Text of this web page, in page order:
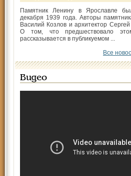
Памятник Ленину в Ярославле
декабря 1939 года. Авторы
Василий Козлов и архитектор
О том, что предшествовало
рассказывается в публикуемом ...
Все
Видео